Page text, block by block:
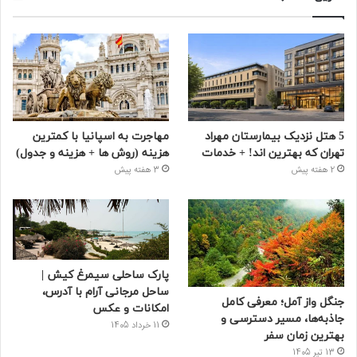
5 هتل نزدیک بیمارستان مهراد
تهران که بهترین‌ اند! + خدمات
2 هفته پیش
مهاجرت به اسپانیا با کمترین
هزینه (روش ها + هزینه و جدول)
3 هفته پیش
جنگل واز آمل؛ معرفی کامل
جاذبه‌ها، مسیر دسترسی و
بهترین زمان سفر
13 تیر 1405
پارک ساحلی سیمرغ کیش |
ساحل مرجانی آرام با آدرس،
امکانات و عکس
11 خرداد 1405